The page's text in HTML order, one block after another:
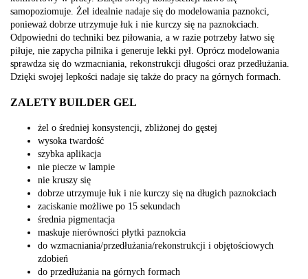
samopoziomuje. Żel idealnie nadaje się do modelowania paznokci,
ponieważ dobrze utrzymuje łuk i nie kurczy się na paznokciach.
Odpowiedni do techniki bez piłowania, a w razie potrzeby łatwo się
piłuje, nie zapycha pilnika i generuje lekki pył. Oprócz modelowania
sprawdza się do wzmacniania, rekonstrukcji długości oraz przedłużania.
Dzięki swojej lepkości nadaje się także do pracy na górnych formach.
ZALETY BUILDER GEL
żel o średniej konsystencji, zbliżonej do gęstej
wysoka twardość
szybka aplikacja
nie piecze w lampie
nie kruszy się
dobrze utrzymuje łuk i nie kurczy się na długich paznokciach
zaciskanie możliwe po 15 sekundach
średnia pigmentacja
maskuje nierówności płytki paznokcia
do wzmacniania/przedłużania/rekonstrukcji i objętościowych
zdobień
do przedłużania na górnych formach